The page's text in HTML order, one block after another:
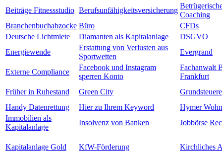
Beiträge Fitnessstudio Berufsunfähigkeitsversicherung
Coaching
Branchenbuchabzocke Büro
CFDs
Deutsche Lichtmiete
Diamanten als Kapitalanlage
DSGVO
Energiewende
Erstattung von Verlusten aus
Sportwetten
Evergrand
Externe Compliance
Facebook und Instagram
sperren Konto
Fachanwalt
Frankfurt
Früher in Ruhestand
Green City
Handy Datenrettung
Hier zu Ihrem Keyword
Hymer
Immobilien als
Kapitalanlage
Insolvenz von Banken Jobbörse
Kapitalanlage Gold KfW-Förderung Kirchliches